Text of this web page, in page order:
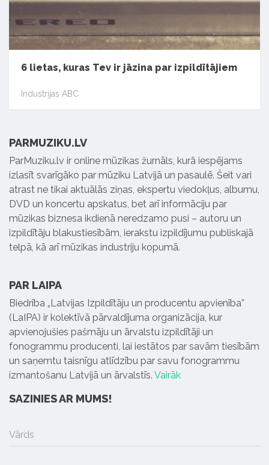
6 lietas, kuras Tev ir jāzina par izpildītājiem
Industrijas ABC
PARMUZIKU.LV
ParMuziku.lv ir online mūzikas žurnāls, kurā iespējams
izlasīt svarīgāko par mūziku Latvijā un pasaulē. Šeit vari
atrast ne tikai aktuālās ziņas, ekspertu viedokļus, albumu,
DVD un koncertu apskatus, bet arī informāciju par
mūzikas biznesa ikdienā neredzamo pusi – autoru un
izpildītāju blakustiesībām, ierakstu izpildījumu publiskajā
telpā, kā arī mūzikas industriju kopumā.
PAR LAIPA
Biedrība „Latvijas Izpildītāju un producentu apvienība”
(LaIPA) ir kolektīvā pārvaldījuma organizācija, kur
apvienojušies pašmāju un ārvalstu izpildītāji un
fonogrammu producenti, lai iestātos par savām tiesībām
un saņemtu taisnīgu atlīdzību par savu fonogrammu
izmantošanu Latvijā un ārvalstīs. Vairāk
SAZINIES AR MUMS!
Vārds